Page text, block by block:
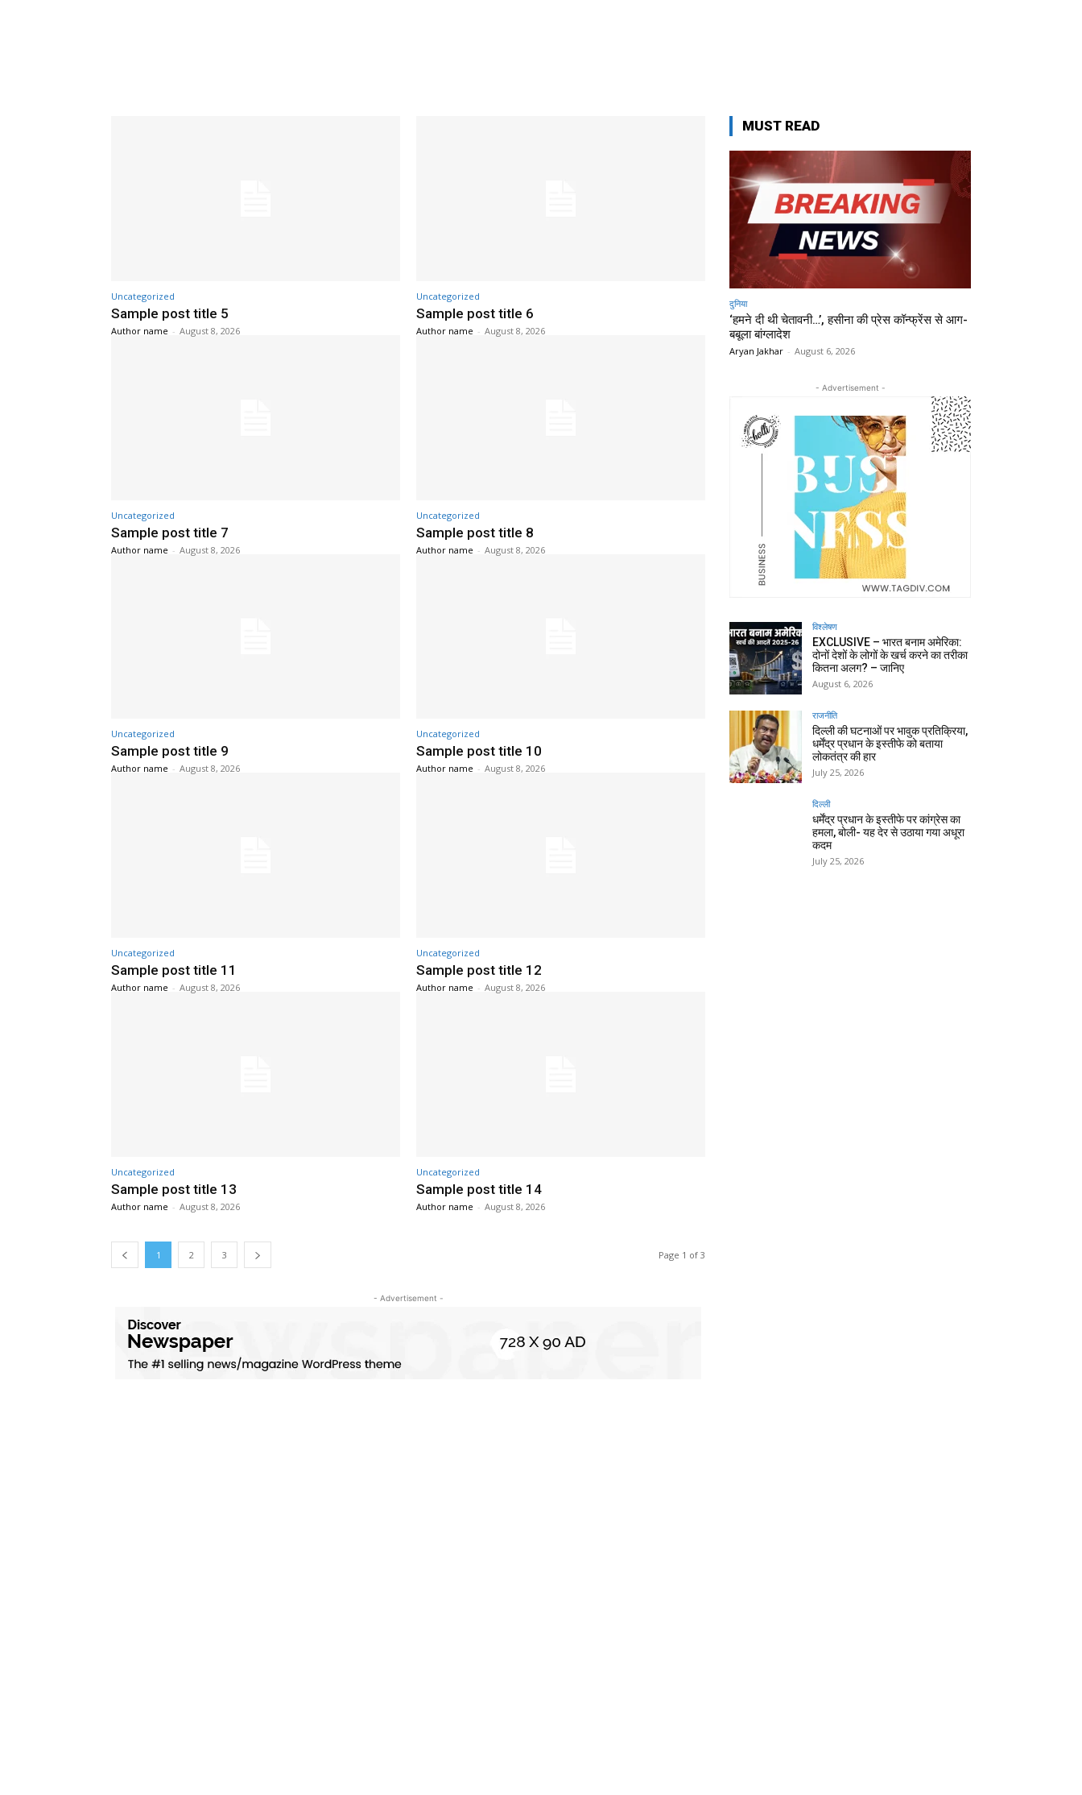
Uncategorized
Sample post title 5
Author name - August 8, 2026
Uncategorized
Sample post title 6
Author name - August 8, 2026
Uncategorized
Sample post title 7
Author name - August 8, 2026
Uncategorized
Sample post title 8
Author name - August 8, 2026
Uncategorized
Sample post title 9
Author name - August 8, 2026
Uncategorized
Sample post title 10
Author name - August 8, 2026
Uncategorized
Sample post title 11
Author name - August 8, 2026
Uncategorized
Sample post title 12
Author name - August 8, 2026
Uncategorized
Sample post title 13
Author name - August 8, 2026
Uncategorized
Sample post title 14
Author name - August 8, 2026
1 2 3 Page 1 of 3
- Advertisement -
MUST READ
दुनिया
‘हमने दी थी चेतावनी…’, हसीना की प्रेस कॉन्फ्रेंस से आग-
बबूला बांग्लादेश
Aryan Jakhar - August 6, 2026
- Advertisement -
विश्लेषण
EXCLUSIVE – भारत बनाम अमेरिका:
दोनों देशों के लोगों के खर्च करने का तरीका
कितना अलग? – जानिए
August 6, 2026
राजनीति
दिल्ली की घटनाओं पर भावुक प्रतिक्रिया,
धर्मेंद्र प्रधान के इस्तीफे को बताया
लोकतंत्र की हार
July 25, 2026
दिल्ली
धर्मेंद्र प्रधान के इस्तीफे पर कांग्रेस का
हमला, बोली- यह देर से उठाया गया अधूरा
कदम
July 25, 2026